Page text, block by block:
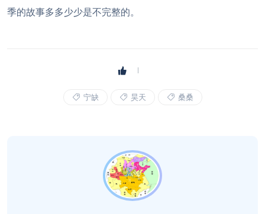
季的故事多多少少是不完整的。
宁缺 昊天 桑桑